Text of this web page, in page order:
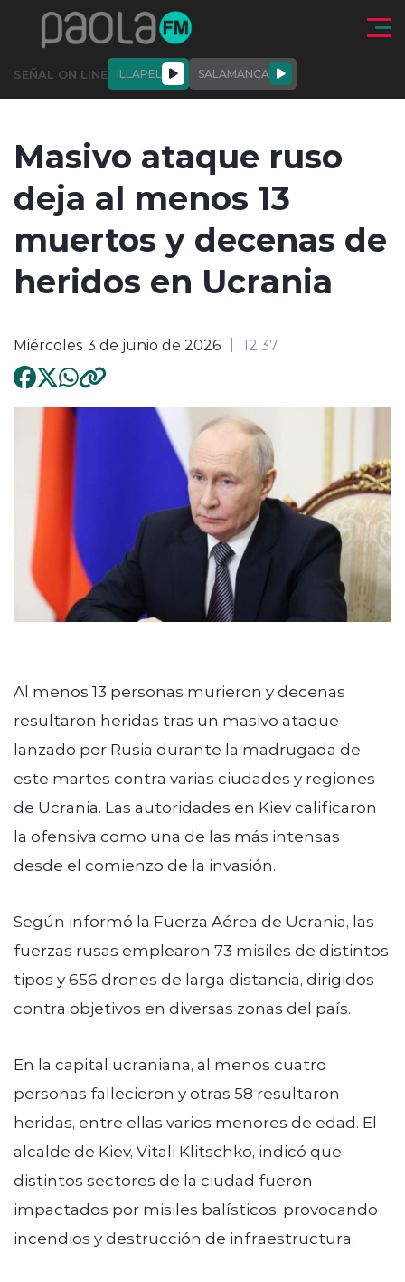
Click acá para ir directamente al contenido
SEÑAL ON LINE ILLAPEL SALAMANCA
ACTUALIDAD
modo claro
Masivo ataque ruso
deja al menos 13
muertos y decenas de
heridos en Ucrania
Miércoles 3 de junio de 2026 12:37
Al menos 13 personas murieron y decenas
resultaron heridas tras un masivo ataque
lanzado por Rusia durante la madrugada de
este martes contra varias ciudades y regiones
de Ucrania. Las autoridades en Kiev calificaron
la ofensiva como una de las más intensas
desde el comienzo de la invasión.
Según informó la Fuerza Aérea de Ucrania, las
fuerzas rusas emplearon 73 misiles de distintos
tipos y 656 drones de larga distancia, dirigidos
contra objetivos en diversas zonas del país.
En la capital ucraniana, al menos cuatro
personas fallecieron y otras 58 resultaron
heridas, entre ellas varios menores de edad. El
alcalde de Kiev, Vitali Klitschko, indicó que
distintos sectores de la ciudad fueron
impactados por misiles balísticos, provocando
incendios y destrucción de infraestructura.